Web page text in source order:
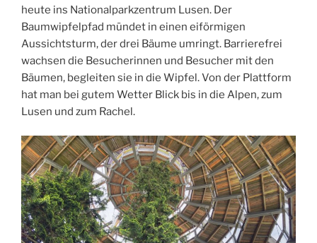
heute ins Nationalparkzentrum Lusen. Der
Baumwipfelpfad mündet in einen eiförmigen
Aussichtsturm, der drei Bäume umringt. Barrierefrei
wachsen die Besucherinnen und Besucher mit den
Bäumen, begleiten sie in die Wipfel. Von der Plattform
hat man bei gutem Wetter Blick bis in die Alpen, zum
Lusen und zum Rachel.